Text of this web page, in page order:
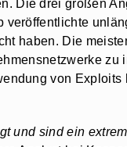
Die drei großen
haben. Die
von
und sind ein